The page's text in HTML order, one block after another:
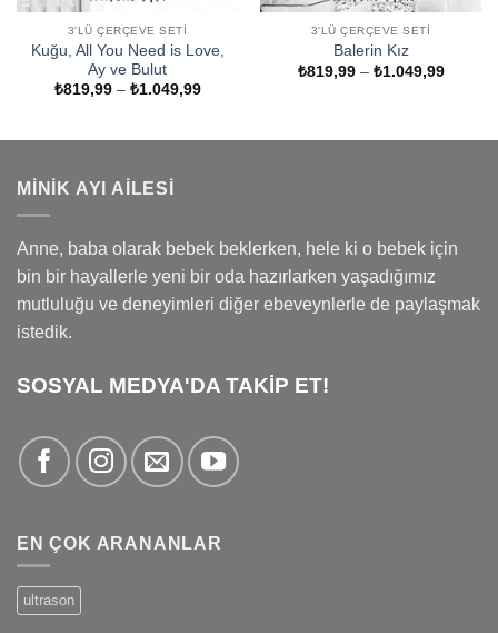
3'LÜ ÇERÇEVE SETI
Kuğu, All You Need is Love,
Ay ve Bulut
₺819,99 – ₺1.049,99Fiyat
3'LÜ ÇERÇEVE SETI
Balerin Kız
₺819,99 – ₺1.049,99Fiyat
MINIK AYI AILESI
Anne, baba olarak bebek beklerken, hele ki o bebek için
bin bir hayallerle yeni bir oda hazırlarken yaşadığımız
mutluluğu ve deneyimleri diğer ebeveynlerle de paylaşmak
istedik.
SOSYAL MEDYA'DA TAKİP ET!
EN ÇOK ARANANLAR
ultrason